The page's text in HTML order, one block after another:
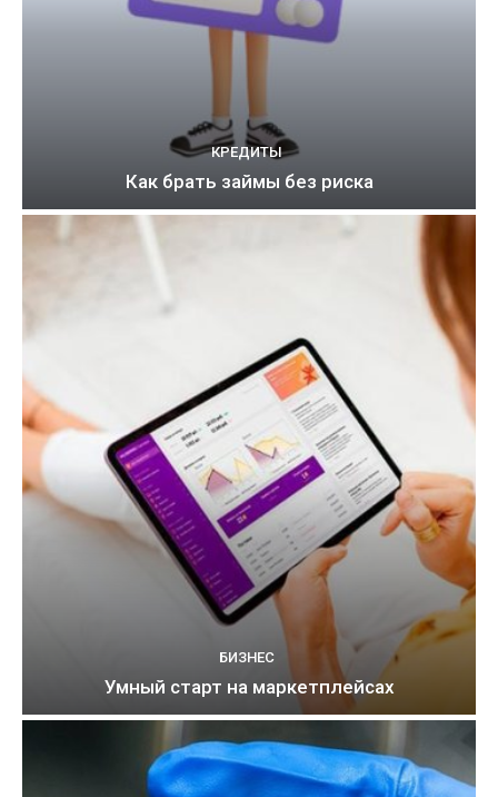
КРЕДИТЫ
Как брать займы без риска
БИЗНЕС
Умный старт на маркетплейсах